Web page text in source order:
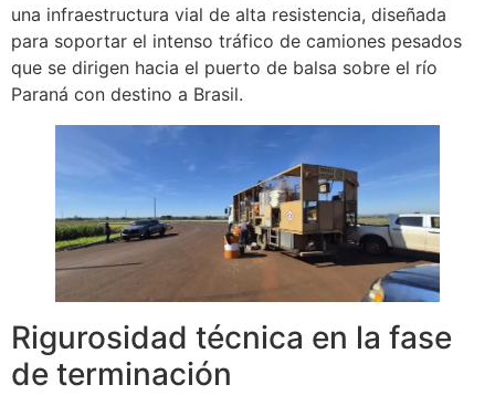
una infraestructura vial de alta resistencia, diseñada
para soportar el intenso tráfico de camiones pesados
que se dirigen hacia el puerto de balsa sobre el río
Paraná con destino a Brasil.
Rigurosidad técnica en la fase
de terminación